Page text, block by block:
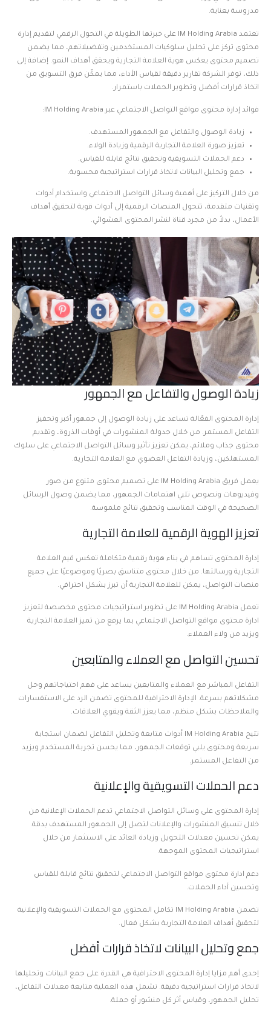
مدروسة بعناية.
تعتمد IM Holding Arabia على خبرتها الطويلة في التحول الرقمي لتقديم إدارة
محتوى تركز على تحليل سلوكيات المستخدمين وتفضيلاتهم، مما يضمن
تصميم محتوى يعكس هوية العلامة التجارية ويحقق أهداف النمو. إضافة إلى
ذلك، توفر الشركة تقارير دقيقة لقياس الأداء، مما يمكّن فرق التسويق من
اتخاذ قرارات أفضل وتطوير الحملات باستمرار.
فوائد إدارة محتوى مواقع التواصل الاجتماعي عبر IM Holding Arabia:
زيادة الوصول والتفاعل مع الجمهور المستهدف.
تعزيز صورة العلامة التجارية الرقمية وزيادة الولاء.
دعم الحملات التسويقية وتحقيق نتائج قابلة للقياس.
جمع وتحليل البيانات لاتخاذ قرارات استراتيجية محسوبة.
من خلال التركيز على أهمية وسائل التواصل الاجتماعي واستخدام أدوات
وتقنيات متقدمة، تتحول المنصات الرقمية إلى أدوات قوية لتحقيق أهداف
الأعمال، بدلاً من مجرد قناة لنشر المحتوى العشوائي.
زيادة الوصول والتفاعل مع الجمهور
إدارة المحتوى الفعّالة تساعد على زيادة الوصول إلى جمهور أكبر وتحفيز
التفاعل المستمر. من خلال جدولة المنشورات في أوقات الذروة، وتقديم
محتوى جذاب وملائم، يمكن تعزيز تأثير وسائل التواصل الاجتماعي على سلوك
المستهلكين، وزيادة التفاعل العضوي مع العلامة التجارية.
يعمل فريق IM Holding Arabia على تصميم محتوى متنوع من صور
وفيديوهات ونصوص تلبي اهتمامات الجمهور، مما يضمن وصول الرسائل
الصحيحة في الوقت المناسب وتحقيق نتائج ملموسة.
تعزيز الهوية الرقمية للعلامة التجارية
إدارة المحتوى تساهم في بناء هوية رقمية متكاملة تعكس قيم العلامة
التجارية ورسالتها. من خلال محتوى متناسق بصريًا وموضوعيًا على جميع
منصات التواصل، يمكن للعلامة التجارية أن تبرز بشكل احترافي.
تعمل IM Holding Arabia على تطوير استراتيجيات محتوى مخصصة لتعزيز
ادارة محتوى مواقع التواصل الاجتماعي بما يرفع من تميز العلامة التجارية
ويزيد من ولاء العملاء.
تحسين التواصل مع العملاء والمتابعين
التفاعل المباشر مع العملاء والمتابعين يساعد على فهم احتياجاتهم وحل
مشكلاتهم بسرعة. الإدارة الاحترافية للمحتوى تضمن الرد على الاستفسارات
والملاحظات بشكل منظم، مما يعزز الثقة ويقوي العلاقات.
تتيح IM Holding Arabia أدوات متابعة وتحليل التفاعل لضمان استجابة
سريعة ومحتوى يلبي توقعات الجمهور، مما يحسن تجربة المستخدم ويزيد
من التفاعل المستمر.
دعم الحملات التسويقية والإعلانية
إدارة المحتوى على وسائل التواصل الاجتماعي تدعم الحملات الإعلانية من
خلال تنسيق المنشورات والإعلانات لتصل إلى الجمهور المستهدف بدقة.
يمكن تحسين معدلات التحويل وزيادة العائد على الاستثمار من خلال
استراتيجيات المحتوى الموجهة.
دعم ادارة محتوى مواقع التواصل الاجتماعي لتحقيق نتائج قابلة للقياس
وتحسين أداء الحملات.
تضمن IM Holding Arabia تكامل المحتوى مع الحملات التسويقية والإعلانية
لتحقيق أهداف العلامة التجارية بشكل فعال.
جمع وتحليل البيانات لاتخاذ قرارات أفضل
إحدى أهم مزايا إدارة المحتوى الاحترافية هي القدرة على جمع البيانات وتحليلها
لاتخاذ قرارات استراتيجية دقيقة. تشمل هذه العملية متابعة معدلات التفاعل،
تحليل الجمهور، وقياس أثر كل منشور أو حملة.